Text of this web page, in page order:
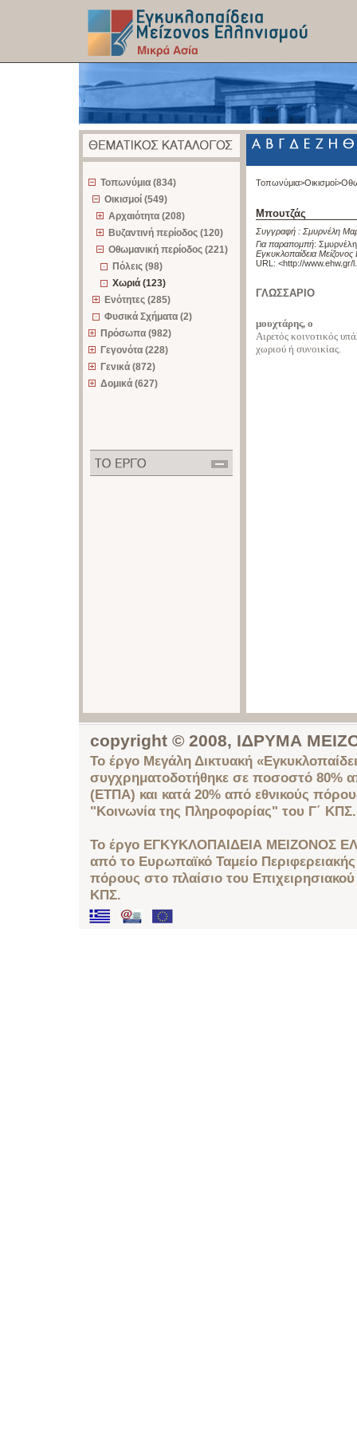
Τοπωνύμια (834)
Οικισμοί (549)
Αρχαιότητα (208)
Βυζαντινή περίοδος (120)
Οθωμανική περίοδος (221)
Πόλεις (98)
Χωριά (123)
Ενότητες (285)
Φυσικά Σχήματα (2)
Πρόσωπα (982)
Γεγονότα (228)
Γενικά (872)
Δομικά (627)
Τοπωνύμια>Οικισμοί>
Μπουτζάς
Συγγραφή : Σμυρνέλη
Για παραπομπή:
Εγκυκλοπαίδεια
URL: <http://www.ehw.gr/
ΓΛΩΣΣΑΡΙΟ
μουχτάρης, ο
Αιρετός κοινοτικός
χωριού ή συνοικίας.
copyright © 2008, ΙΔΡΥΜΑ
Το έργο Μεγάλη Δικτυακή
συγχρηματοδοτήθηκε σε ποσοστό 80%
(ΕΤΠΑ) και κατά 20% από εθνικούς
"Κοινωνία της Πληροφορίας" του Γ΄ ΚΠΣ.
Το έργο ΕΓΚΥΚΛΟΠΑΙΔΕΙΑ ΜΕΙΖΟΝΟΣ
από το Ευρωπαϊκό Ταμείο
πόρους στο πλαίσιο του
ΚΠΣ.